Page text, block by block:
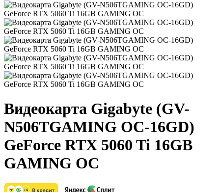
Видеокарта Gigabyte (GV-
N506TGAMING OC-16GD)
GeForce RTX 5060 Ti 16GB
GAMING OC